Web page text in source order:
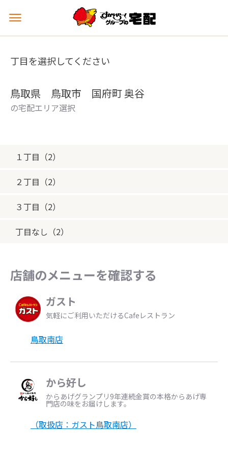
メ
ュ
を
丁目を選択してください
鳥取県 鳥取市 国府町 奥谷
の宅配エリア選択
１丁目（2）
２丁目（2）
３丁目（2）
丁目なし（2）
店舗のメニューを確認する
ガスト
気軽にご利用いただけるCafeレストラン
鳥取南店
から好し
からあげグランプリ9年連続金賞の本格からあげ専
門店の味をお届けします。
（取扱店：ガスト鳥取南店）